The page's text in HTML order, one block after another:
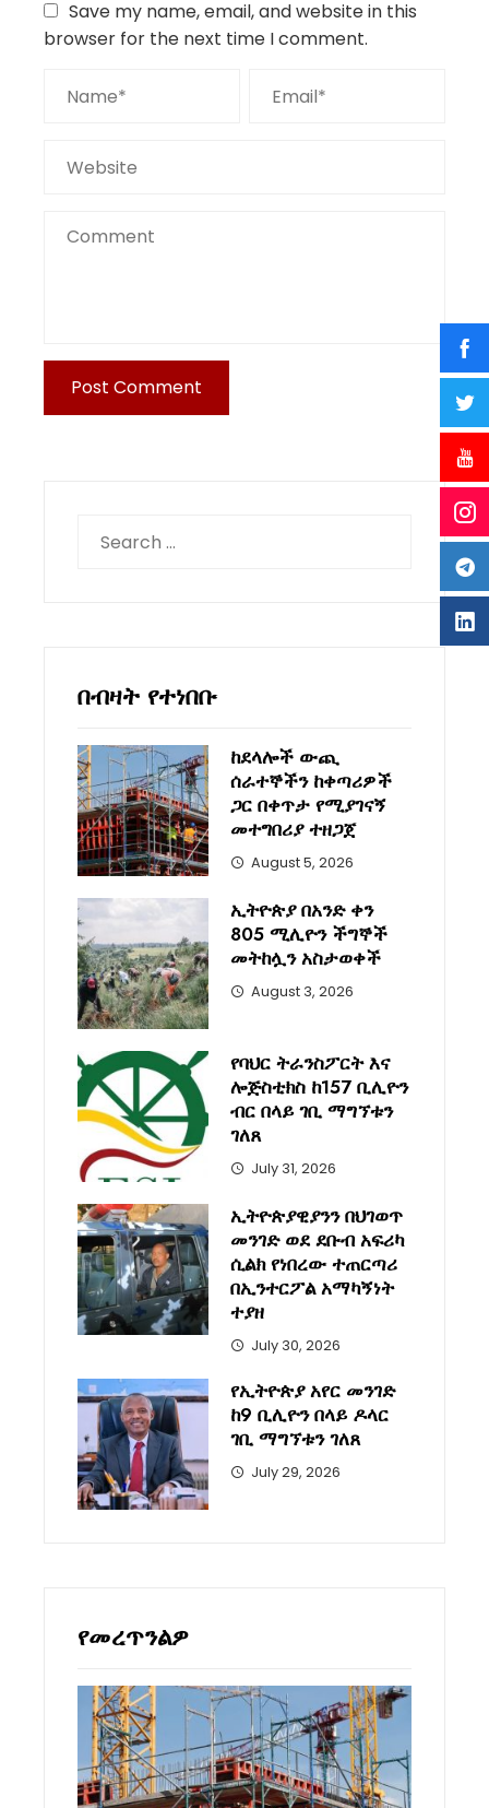
Save my name, email, and website in this
browser for the next time I comment.
for:
በብዛት የተነበቡ
ከደላሎች ውጪ
ሰራተኞችን ከቀጣሪዎች
ጋር በቀጥታ የሚያገናኝ
መተግበሪያ ተዘጋጀ
August 5, 2026
ኢትዮጵያ በአንድ ቀን
805 ሚሊዮን ችግኞች
መትከሏን አስታወቀች
August 3, 2026
የባህር ትራንስፖርት እና
ሎጅስቲክስ ከ157 ቢሊዮን
ብር በላይ ገቢ ማግኘቱን
ገለጸ
July 31, 2026
ኢትዮጵያዊያንን በህገወጥ
መንገድ ወደ ደቡብ አፍሪካ
ሲልክ የነበረው ተጠርጣሪ
በኢንተርፖል አማካኝነት
ተያዘ
July 30, 2026
የኢትዮጵያ አየር መንገድ
ከ9 ቢሊዮን በላይ ዶላር
ገቢ ማግኘቱን ገለጸ
July 29, 2026
የመረጥንልዎ